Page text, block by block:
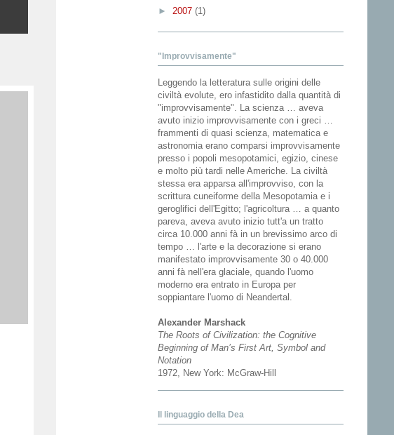
► 2007 (1)
"Improvvisamente"
Leggendo la letteratura sulle origini delle
civiltà evolute, ero infastidito dalla quantità di
"improvvisamente". La scienza … aveva
avuto inizio improvvisamente con i greci …
frammenti di quasi scienza, matematica e
astronomia erano comparsi improvvisamente
presso i popoli mesopotamici, egizio, cinese
e molto più tardi nelle Americhe. La civiltà
stessa era apparsa all'improvviso, con la
scrittura cuneiforme della Mesopotamia e i
geroglifici dell'Egitto; l'agricoltura … a quanto
pareva, aveva avuto inizio tutt'a un tratto
circa 10.000 anni fà in un brevissimo arco di
tempo … l'arte e la decorazione si erano
manifestato improvvisamente 30 o 40.000
anni fà nell'era glaciale, quando l'uomo
moderno era entrato in Europa per
soppiantare l'uomo di Neandertal.
Alexander Marshack
The Roots of Civilization: the Cognitive
Beginning of Man’s First Art, Symbol and
Notation
1972, New York: McGraw-Hill
Il linguaggio della Dea